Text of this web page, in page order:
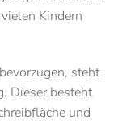
Kindern
steht
Dieser besteht
und